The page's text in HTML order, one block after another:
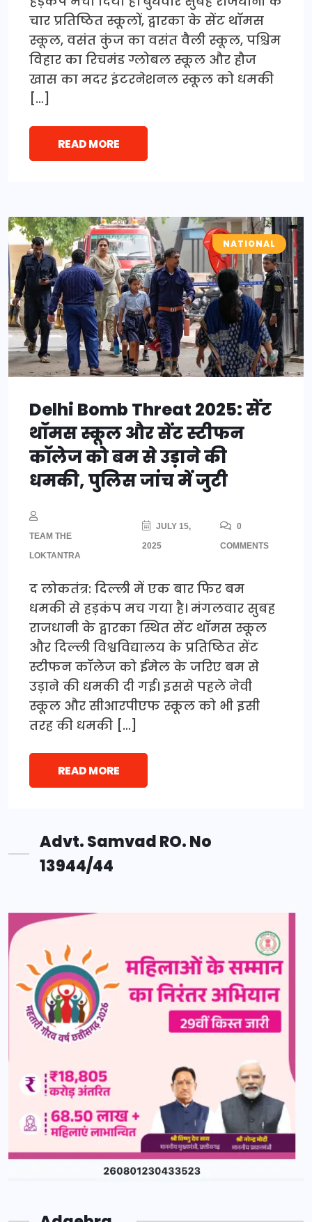
चार प्रतिष्ठित स्कूलों, द्वारका के सेंट थॉमस
स्कूल, वसंत कुंज का वसंत वैली स्कूल, पश्चिम
विहार का रिचमंड ग्लोबल स्कूल और हौज
खास का मदर इंटरनेशनल स्कूल को धमकी
[…]
READ MORE
CRIME
NATIONAL
Delhi Bomb Threat 2025: सेंट
थॉमस स्कूल और सेंट स्टीफन
कॉलेज को बम से उड़ाने की
धमकी, पुलिस जांच में जुटी
TEAM THE
LOKTANTRA
JULY 15,
2025
0
COMMENTS
द लोकतंत्र: दिल्ली में एक बार फिर बम
धमकी से हड़कंप मच गया है। मंगलवार सुबह
राजधानी के द्वारका स्थित सेंट थॉमस स्कूल
और दिल्ली विश्वविद्यालय के प्रतिष्ठित सेंट
स्टीफन कॉलेज को ईमेल के जरिए बम से
उड़ाने की धमकी दी गई। इससे पहले नेवी
स्कूल और सीआरपीएफ स्कूल को भी इसी
तरह की धमकी […]
READ MORE
Advt. Samvad RO. No
13944/44